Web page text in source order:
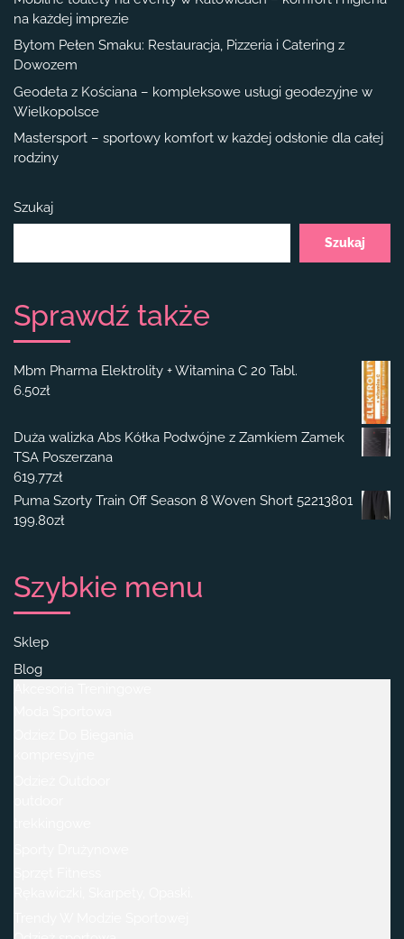
na każdej imprezie
Bytom Pełen Smaku: Restauracja, Pizzeria i Catering z
Dowozem
Geodeta z Kościana – kompleksowe usługi geodezyjne w
Wielkopolsce
Mastersport – sportowy komfort w każdej odsłonie dla całej
rodziny
Szukaj
Szukaj
Sprawdź także
Mbm Pharma Elektrolity + Witamina C 20 Tabl.
6.50zł
Duża walizka Abs Kółka Podwójne z Zamkiem Zamek
TSA Poszerzana
619.77zł
Puma Szorty Train Off Season 8 Woven Short 52213801
199.80zł
Szybkie menu
Sklep
Blog